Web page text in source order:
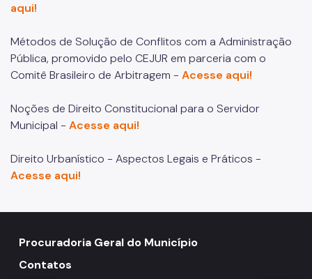
aqui!
Métodos de Solução de Conflitos com a Administração
Pública, promovido pelo CEJUR em parceria com o
Comitê Brasileiro de Arbitragem - Acesse aqui!
Noções de Direito Constitucional para o Servidor
Municipal - Acesse aqui!
Direito Urbanístico - Aspectos Legais e Práticos -
Acesse aqui!
Procuradoria Geral do Município
Contatos